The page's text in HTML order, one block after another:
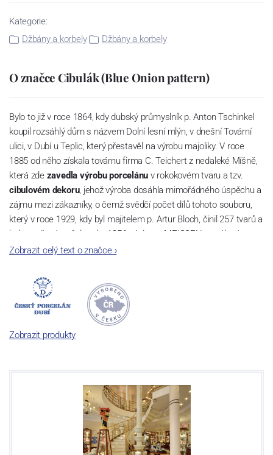
Kategorie:
Džbány a korbely
Džbány a korbely
O značce Cibulák (Blue Onion pattern)
Bylo to již v roce 1864, kdy dubský průmyslník p. Anton Tschinkel
koupil rozsáhlý dům s názvem Dolní lesní mlýn, v dnešní Tovární
ulici, v Dubí u Teplic, který přestavěl na výrobu majoliky. V roce
1885 od něho získala továrnu firma C. Teichert z nedaleké Míšně,
která zde zavedla výrobu porcelánu v rokokovém tvaru a tzv.
cibulovém dekoru, jehož výroba dosáhla mimořádného úspěchu a
zájmu mezi zákazníky, o čemž svědčí počet dílů tohoto souboru,
který v roce 1929, kdy byl majitelem p. Artur Bloch, činil 257 tvarů a
byl označován až do roku 1956 nápisem MEISSEN v oválovém
rámečku.
počet jeho dílů v cibulovém provedení je 850 tvarů. Tyto výrobky
jsou garantovány Asociací sklářského a keramického průmyslu
České republiky jako „Český výrobek
Zobrazit celý text o značce›
Zobrazit produkty